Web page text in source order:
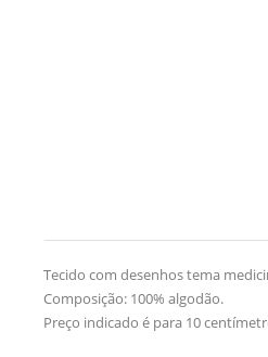
Tecido com desenhos tema
Composição: 100% algodão.
Preço indicado é para 10